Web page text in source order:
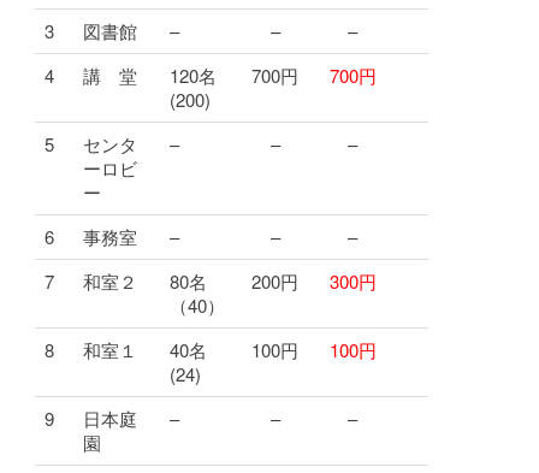
3 図書館 – –
–
4
講 堂
120名
(200)
700円 700円
5
センタ
ーロビ
ー
– – –
6 事務室 – –
–
7
和室２
80名
（40）
200円 300円
8 和室１
40名
(24)
100円 100円
9
日本庭
園
– – –